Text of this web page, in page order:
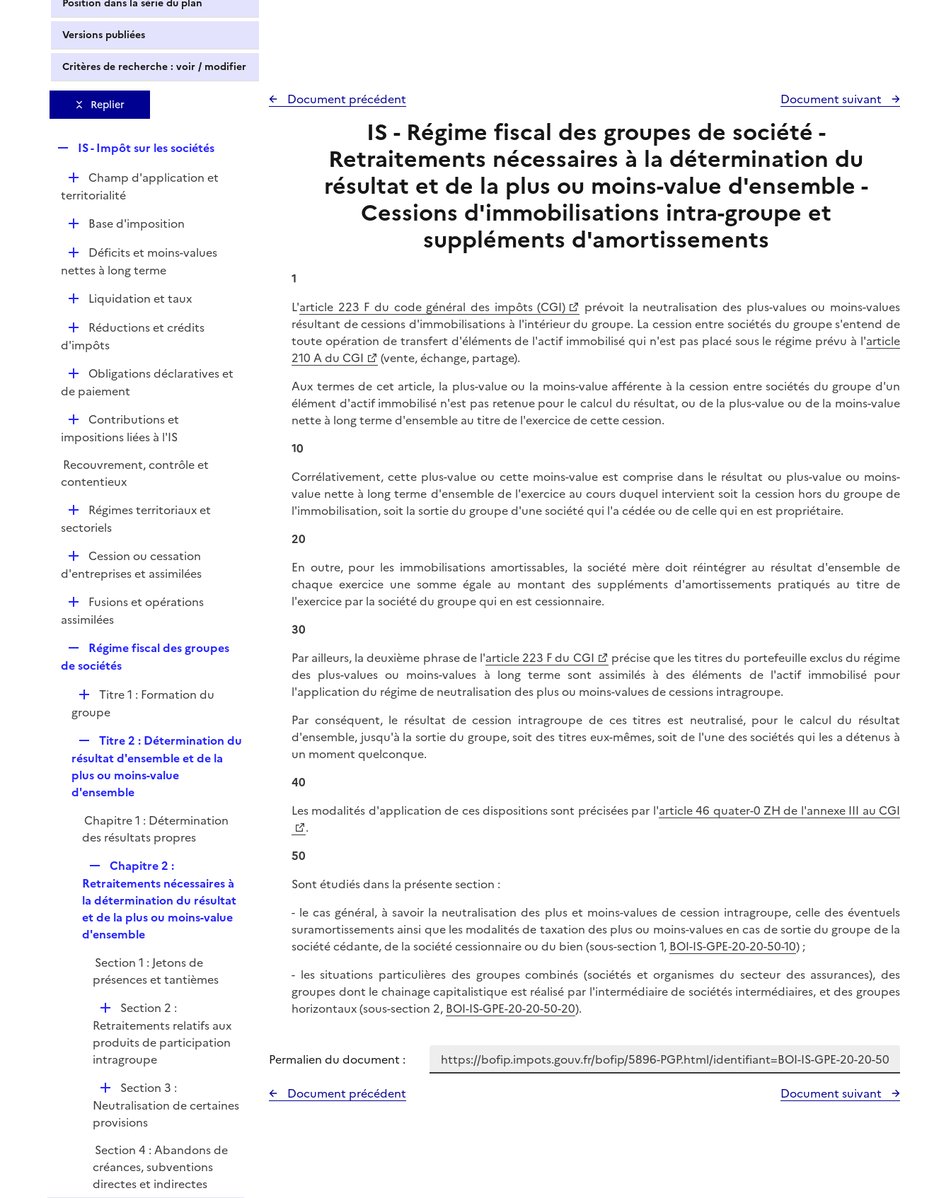
Position dans la série du plan
Versions publiées
Critères de recherche : voir / modifier
Replier
p
l
i
e
r
IS - Impôt sur les sociétés
D
é
r
Champ d'application et
territorialité
D
l
Base d'imposition
D
é
r
Déficits et moins-values
nettes à long terme
D
l
r
Liquidation et taux
D
é
i
Réductions et crédits
d'impôts
D
é
i
r
Obligations déclaratives et
de paiement
D
é
l
i
Contributions et
impositions liées à l'IS
Recouvrement, contrôle et
contentieux
D
é
i
Régimes territoriaux et
sectoriels
D
é
i
Cession ou cessation
d'entreprises et assimilées
D
é
i
e
r
Fusions et opérations
assimilées
e
l
i
Régime fiscal des groupes
de sociétés
D
é
i
e
r
Titre 1 : Formation du
groupe
e
p
l
e
r
Titre 2 : Détermination du
résultat d'ensemble et de la
plus ou moins-value
d'ensemble
Chapitre 1 : Détermination
des résultats propres
e
p
l
i
r
Chapitre 2 :
Retraitements nécessaires à
la détermination du résultat
et de la plus ou moins-value
d'ensemble
Section 1 : Jetons de
présences et tantièmes
D
é
p
l
r
Section 2 :
Retraitements relatifs aux
produits de participation
intragroupe
D
é
p
i
e
r
Section 3 :
Neutralisation de certaines
provisions
Section 4 : Abandons de
créances, subventions
directes et indirectes
Document précédent Document suivant
IS - Régime fiscal des groupes de société -
Retraitements nécessaires à la détermination du
résultat et de la plus ou moins-value d'ensemble -
Cessions d'immobilisations intra-groupe et
suppléments d'amortissements
1
L'article 223 F du code général des impôts (CGI)
prévoit la neutralisation des plus-values ou moins-values
résultant de cessions d'immobilisations à l'intérieur du groupe. La cession entre sociétés du groupe s'entend de
toute opération de transfert d'éléments de l'actif immobilisé qui n'est pas placé sous le régime prévu à l'article
210 A du CGI
(vente, échange, partage).
Aux termes de cet article, la plus-value ou la moins-value afférente à la cession entre sociétés du groupe d'un
élément d'actif immobilisé n'est pas retenue pour le calcul du résultat, ou de la plus-value ou de la moins-value
nette à long terme d'ensemble au titre de l'exercice de cette cession.
10
Corrélativement, cette plus-value ou cette moins-value est comprise dans le résultat ou plus-value ou moins-
value nette à long terme d'ensemble de l'exercice au cours duquel intervient soit la cession hors du groupe de
l'immobilisation, soit la sortie du groupe d'une société qui l'a cédée ou de celle qui en est propriétaire.
20
En outre, pour les immobilisations amortissables, la société mère doit réintégrer au résultat d'ensemble de
chaque exercice une somme égale au montant des suppléments d'amortissements pratiqués au titre de
l'exercice par la société du groupe qui en est cessionnaire.
30
Par ailleurs, la deuxième phrase de l'article 223 F du CGI
précise que les titres du portefeuille exclus du régime
des plus-values ou moins-values à long terme sont assimilés à des éléments de l'actif immobilisé pour
l'application du régime de neutralisation des plus ou moins-values de cessions intragroupe.
Par conséquent, le résultat de cession intragroupe de ces titres est neutralisé, pour le calcul du résultat
d'ensemble, jusqu'à la sortie du groupe, soit des titres eux-mêmes, soit de l'une des sociétés qui les a détenus à
un moment quelconque.
40
Les modalités d'application de ces dispositions sont précisées par l'article 46 quater-0 ZH de l'annexe III au CGI
.
50
Sont étudiés dans la présente section :
- le cas général, à savoir la neutralisation des plus et moins-values de cession intragroupe, celle des éventuels
suramortissements ainsi que les modalités de taxation des plus ou moins-values en cas de sortie du groupe de la
société cédante, de la société cessionnaire ou du bien (sous-section 1, BOI-IS-GPE-20-20-50-10) ;
- les situations particulières des groupes combinés (sociétés et organismes du secteur des assurances), des
groupes dont le chainage capitalistique est réalisé par l'intermédiaire de sociétés intermédiaires, et des groupes
horizontaux (sous-section 2, BOI-IS-GPE-20-20-50-20).
Permalien du document :
Document précédent
Document suivant